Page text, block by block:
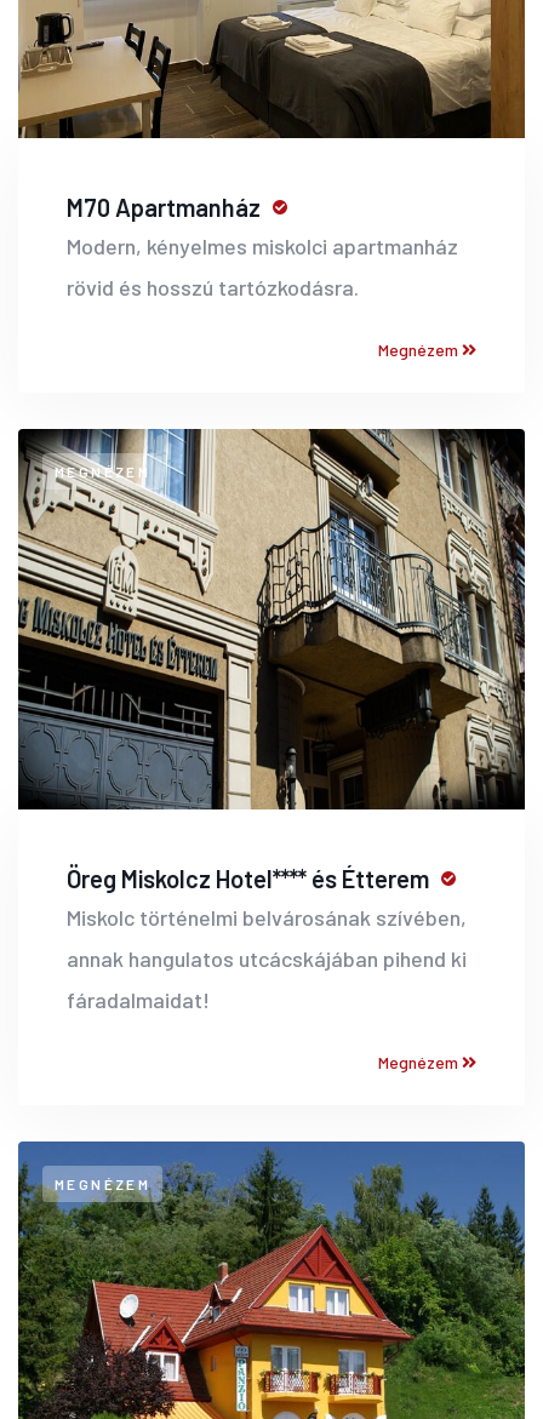
M70 Apartmanház
Modern, kényelmes miskolci apartmanház
rövid és hosszú tartózkodásra.
Megnézem
MEGNÉZEM
Öreg Miskolcz Hotel**** és Étterem
Miskolc történelmi belvárosának szívében,
annak hangulatos utcácskájában pihend ki
fáradalmaidat!
Megnézem
MEGNÉZEM